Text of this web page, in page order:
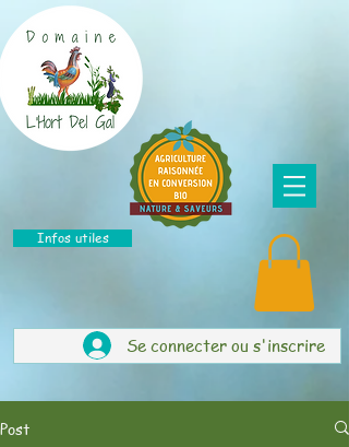
Infos utiles
Se connecter ou s'inscrire
Post